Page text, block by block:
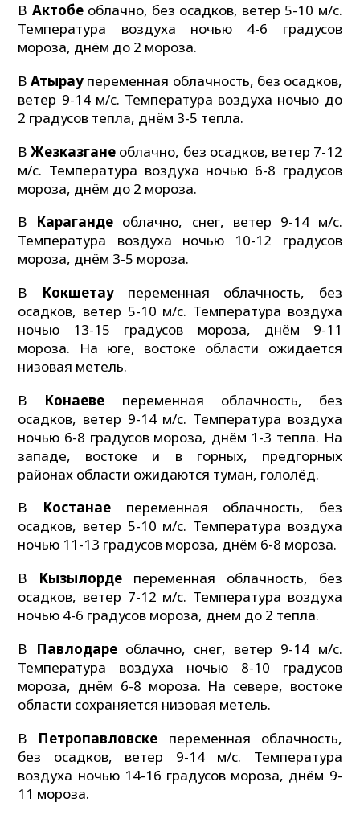
В Актобеоблачно, без осадков, ветер 5-10 м/с.
Температура воздуха ночью 4-6 градусов
мороза, днём до 2 мороза.
ВАтырау переменная облачность, без осадков,
ветер 9-14 м/с. Температура воздуха ночью до
2 градусов тепла, днём 3-5 тепла.
ВЖезказгане облачно, без осадков, ветер 7-12
м/с. Температура воздуха ночью 6-8 градусов
мороза, днём до 2 мороза.
В Караганде облачно, снег, ветер 9-14 м/с.
Температура воздуха ночью 10-12 градусов
мороза, днём 3-5 мороза.
В Кокшетаупеременная облачность, без
осадков, ветер 5-10 м/с. Температура воздуха
ночью 13-15 градусов мороза, днём 9-11
мороза. На юге, востоке области ожидается
низовая метель.
В Конаеве переменная облачность, без
осадков, ветер 9-14 м/с. Температура воздуха
ночью 6-8 градусов мороза, днём 1-3 тепла. На
западе, востоке и в горных, предгорных
районах области ожидаются туман, гололёд.
В Костанаепеременная облачность, без
осадков, ветер 5-10 м/с. Температура воздуха
ночью 11-13 градусов мороза, днём 6-8 мороза.
В Кызылорде переменная облачность, без
осадков, ветер 7-12 м/с. Температура воздуха
ночью 4-6 градусов мороза, днём до 2 тепла.
В
Павлодареоблачно, снег, ветер 9-14 м/с.
Температура воздуха ночью 8-10 градусов
мороза, днём 6-8 мороза. На севере, востоке
области сохраняется низовая метель.
В Петропавловске переменная облачность,
без осадков, ветер 9-14 м/с. Температура
воздуха ночью 14-16 градусов мороза, днём 9-
11 мороза.